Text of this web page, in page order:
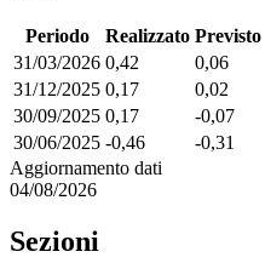
Periodo Realizzato Previsto
31/03/2026 0,42
0,06
31/12/2025 0,17
0,02
30/09/2025 0,17
-0,07
30/06/2025 -0,46
-0,31
Aggiornamento dati
04/08/2026
Sezioni